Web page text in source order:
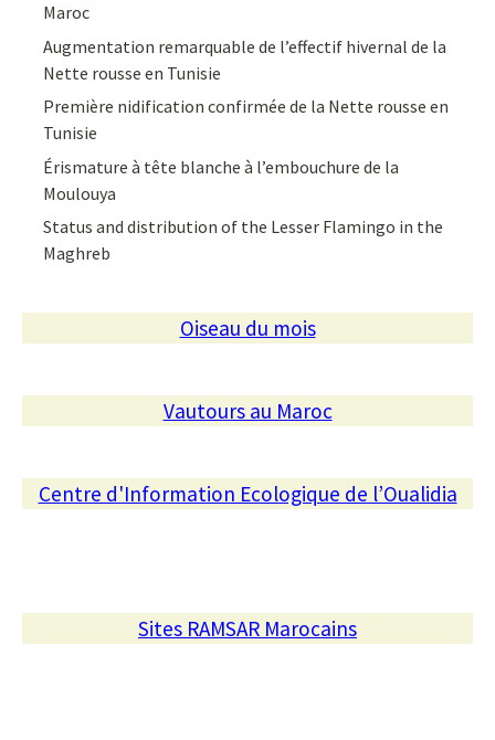
Maroc
Augmentation remarquable de l’effectif hivernal de la
Nette rousse en Tunisie
Première nidification confirmée de la Nette rousse en
Tunisie
Érismature à tête blanche à l’embouchure de la
Moulouya
Status and distribution of the Lesser Flamingo in the
Maghreb
Oiseau du mois
Vautours au Maroc
Centre d'Information Ecologique de l’Oualidia
Sites RAMSAR Marocains